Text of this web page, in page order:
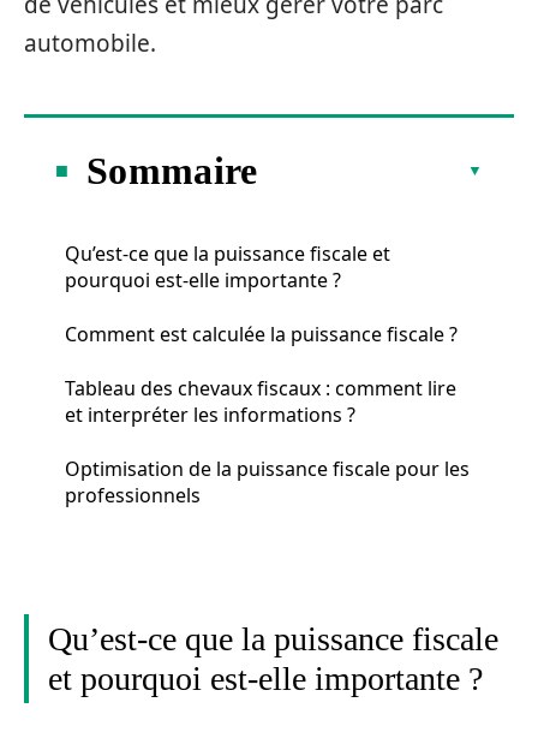
automobile.
Sommaire
Qu’est-ce que la puissance fiscale et
pourquoi est-elle importante ?
Comment est calculée la puissance fiscale ?
Tableau des chevaux fiscaux : comment lire
et interpréter les informations ?
Optimisation de la puissance fiscale pour les
professionnels
Qu’est-ce que la puissance fiscale
et pourquoi est-elle importante ?